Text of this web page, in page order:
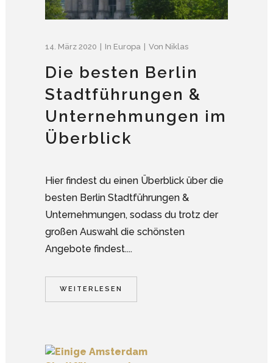
14. März 2020 In Europa Von Niklas
Die besten Berlin
Stadtführungen &
Unternehmungen im
Überblick
Hier findest du einen Überblick über die
besten Berlin Stadtführungen &
Unternehmungen, sodass du trotz der
großen Auswahl die schönsten
Angebote findest....
WEITERLESEN